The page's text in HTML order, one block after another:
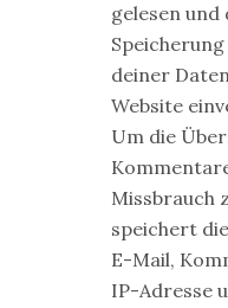
gelesen
deiner
Website
Um die
Missbrauch
speichert
E-Mail,
IP-Adresse